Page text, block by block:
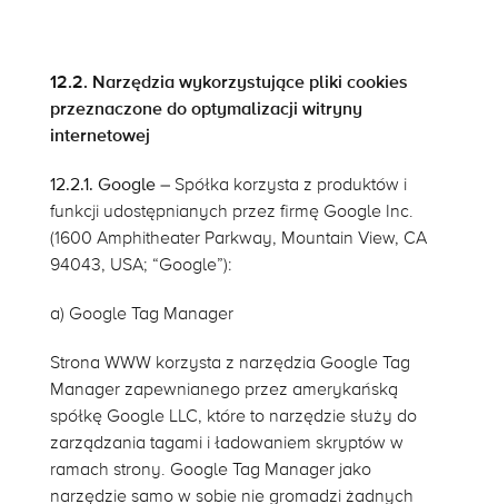
12.2. Narzędzia wykorzystujące pliki cookies
przeznaczone do optymalizacji witryny
internetowej
12.2.1. Google– Spółka korzysta z produktów i
funkcji udostępnianych przez firmę Google Inc.
(1600 Amphitheater Parkway, Mountain View, CA
94043, USA; “Google”):
a) Google Tag Manager
Strona WWW korzysta z narzędzia Google Tag
Manager zapewnianego przez amerykańską
spółkę Google LLC, które to narzędzie służy do
zarządzania tagami i ładowaniem skryptów w
ramach strony. Google Tag Manager jako
narzędzie samo w sobie nie gromadzi żadnych